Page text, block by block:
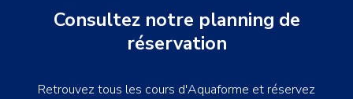
Consultez notre planning de
réservation
Retrouvez tous les cours d'Aquaforme et réservez